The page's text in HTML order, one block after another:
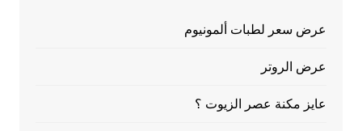
عرض سعر لطبات ألمونيوم
عرض الروتر
عايز مكنة عصر الزيوت ؟